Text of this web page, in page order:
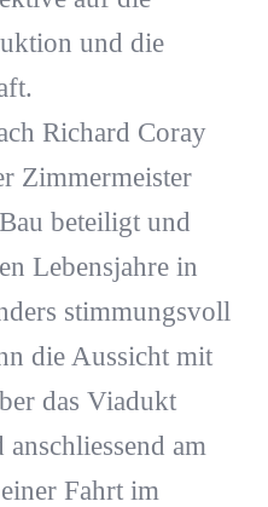
und die
Richard Coray
Zimmermeister
beteiligt und
Lebensjahre in
stimmungsvoll
die Aussicht mit
das Viadukt
am
Fahrt im